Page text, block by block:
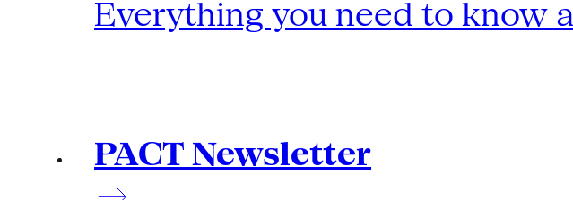
Everything you need to know
PACT Newsletter